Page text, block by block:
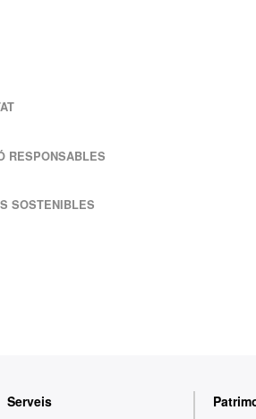
RESPONSABLES
SOSTENIBLES
Serveis